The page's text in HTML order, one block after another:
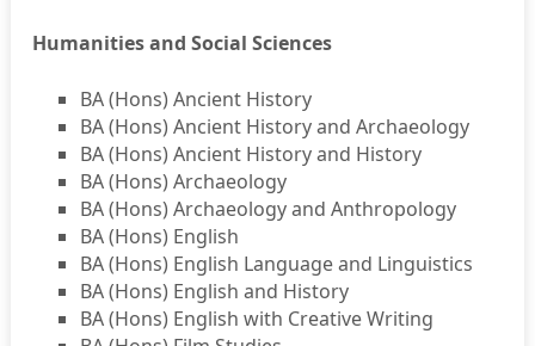
Humanities and Social Sciences
BA (Hons) Ancient History
BA (Hons) Ancient History and Archaeology
BA (Hons) Ancient History and History
BA (Hons) Archaeology
BA (Hons) Archaeology and Anthropology
BA (Hons) English
BA (Hons) English Language and Linguistics
BA (Hons) English and History
BA (Hons) English with Creative Writing